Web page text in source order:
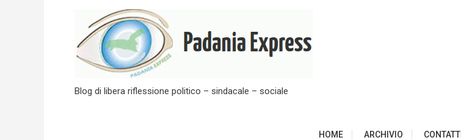
Blog di libera riflessione politico – sindacale – sociale
HOME ARCHIVIO CONTATTI